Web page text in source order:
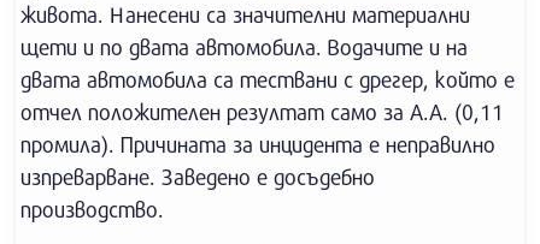
живота. Нанесени са значителни материални
щети и по двата автомобила. Водачите и на
двата автомобила са тествани с дрегер, който е
отчел положителен резултат само за А.А. (0,11
промила). Причината за инцидента е неправилно
изпреварване. Заведено е досъдебно
производство.